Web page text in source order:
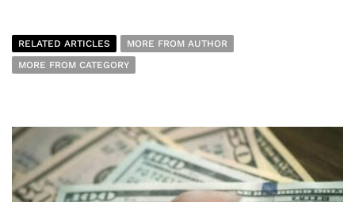
RELATED ARTICLES
MORE FROM AUTHOR
MORE FROM CATEGORY